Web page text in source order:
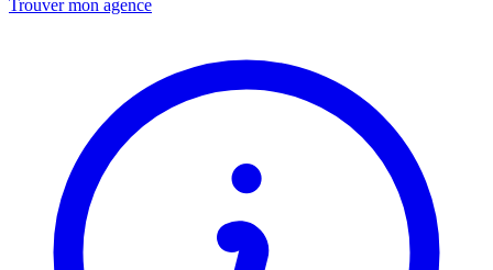
Trouver mon agence